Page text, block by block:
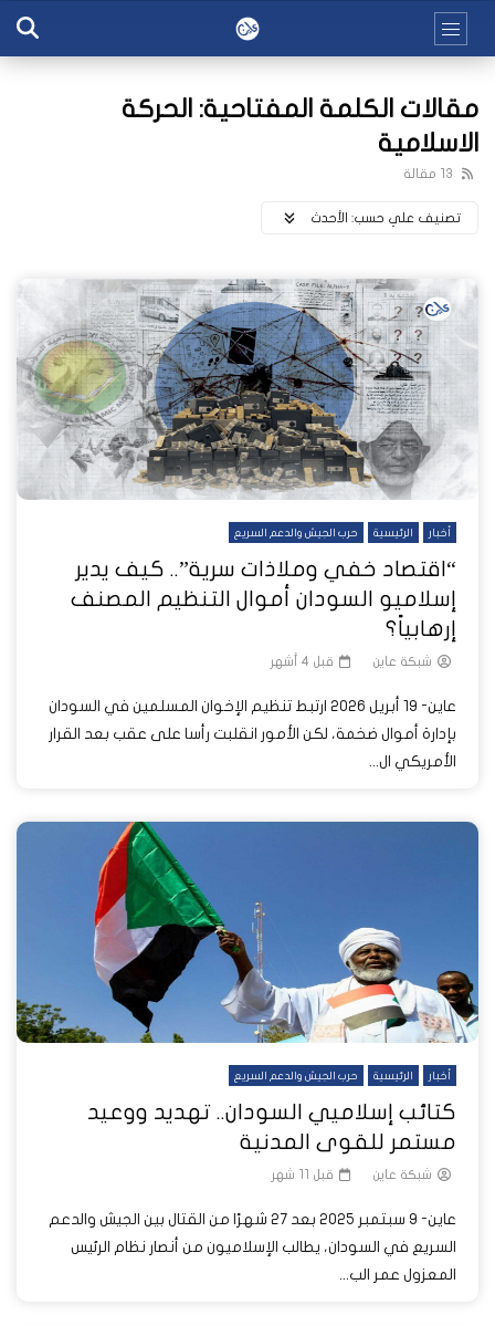
مقالات الكلمة المفتاحية: الحركة
الاسلامية
13 مقالة
تصنيف علي حسب: اﻷحدث
أخبار الرئيسية حرب الجيش والدعم السريع
“اقتصاد خفي وملاذات سرية”.. كيف يدير
إسلاميو السودان أموال التنظيم المصنف
إرهابياً؟
شبكة عاين قبل 4 أشهر
عاين- 19 أبريل 2026 ارتبط تنظيم الإخوان المسلمين في السودان
بإدارة أموال ضخمة، لكن الأمور انقلبت رأسا على عقب بعد القرار
الأمريكي ال...
أخبار الرئيسية حرب الجيش والدعم السريع
كتائب إسلاميي السودان.. تهديد ووعيد
مستمر للقوى المدنية
شبكة عاين قبل 11 شهر
عاين- 9 سبتمبر 2025 بعد 27 شهرًا من القتال بين الجيش والدعم
السريع في السودان، يطالب الإسلاميون من أنصار نظام الرئيس
المعزول عمر الب...